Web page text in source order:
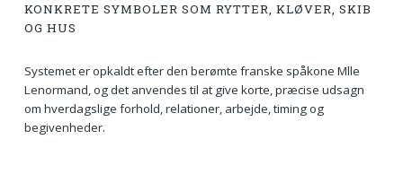
KONKRETE SYMBOLER SOM RYTTER, KLØVER, SKIB
OG HUS
Systemet er opkaldt efter den berømte franske spåkone Mlle
Lenormand, og det anvendes til at give korte, præcise udsagn
om hverdagslige forhold, relationer, arbejde, timing og
begivenheder.